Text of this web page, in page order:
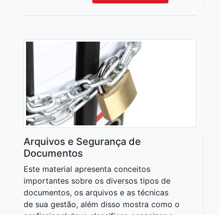
Arquivos e Segurança de
Documentos
Este material apresenta conceitos
importantes sobre os diversos tipos de
documentos, os arquivos e as técnicas
de sua gestão, além disso mostra como o